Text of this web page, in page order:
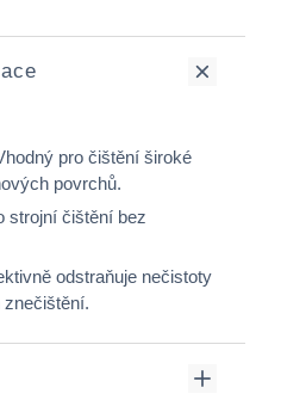
pro čištění široké
povrchů.​
strojní čištění bez
odstraňuje nečistoty